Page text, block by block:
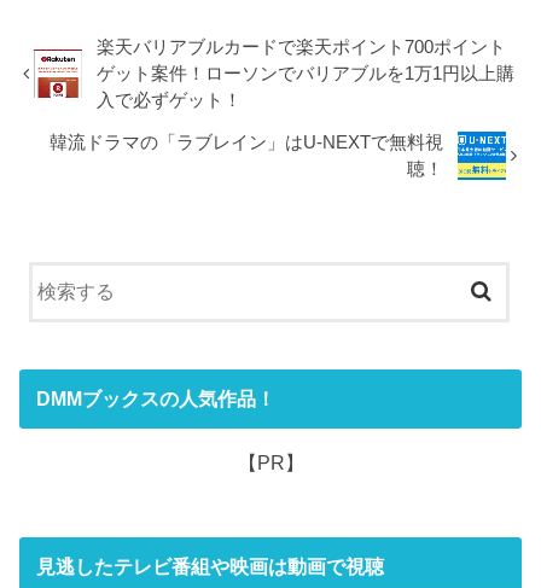
楽天バリアブルカードで楽天ポイント700ポイント
ゲット案件！ローソンでバリアブルを1万1円以上購
入で必ずゲット！
韓流ドラマの「ラブレイン」はU-NEXTで無料視
聴！
DMMブックスの人気作品！
【PR】
見逃したテレビ番組や映画は動画で視聴